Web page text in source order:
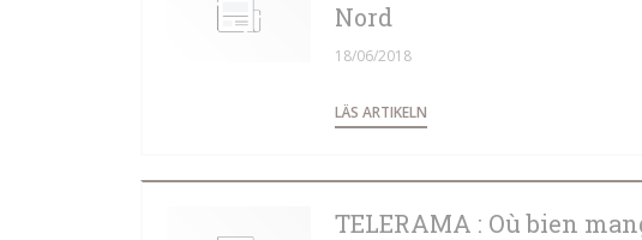
Nord
18/06/2018
LÄS ARTIKELN
TELERAMA : Où bien